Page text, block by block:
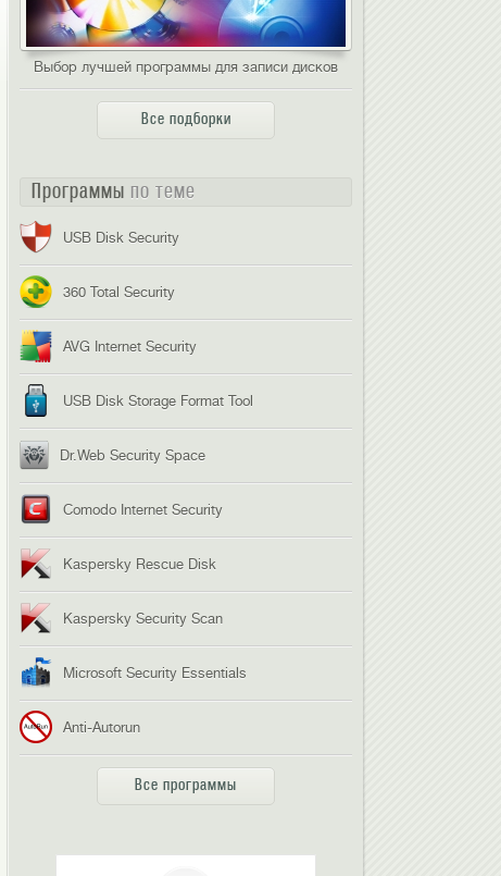
Выбор лучшей программы для записи дисков
Все подборки
Программы по теме
USB Disk Security
360 Total Security
AVG Internet Security
USB Disk Storage Format Tool
Dr.Web Security Space
Comodo Internet Security
Kaspersky Rescue Disk
Kaspersky Security Scan
Microsoft Security Essentials
Anti-Autorun
Все программы